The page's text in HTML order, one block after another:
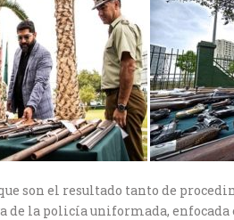
son el resultado tanto de
de la policía uniformada,